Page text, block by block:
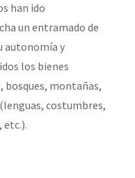
han ido
un entramado de
autonomía y
los bienes
montañas,
costumbres,
etc.).